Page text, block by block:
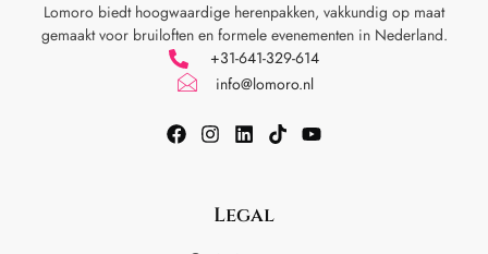
Lomoro biedt hoogwaardige herenpakken, vakkundig op maat
gemaakt voor bruiloften en formele evenementen in Nederland.
+31-641-329-614
info@lomoro.nl
Legal